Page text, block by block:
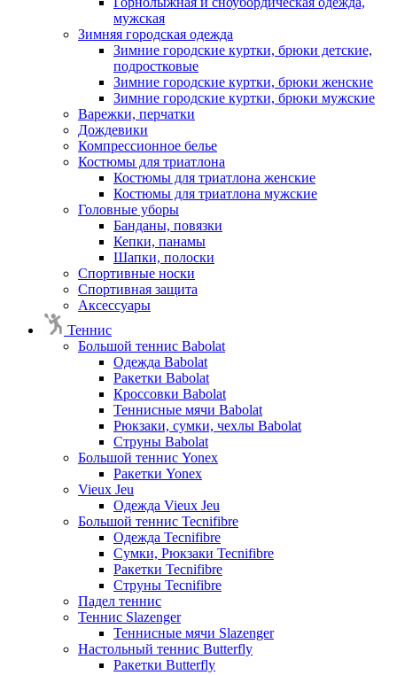
мужская
Зимняя городская одежда
Зимние городские куртки, брюки детские,
подростковые
Зимние городские куртки, брюки женские
Зимние городские куртки, брюки мужские
Варежки, перчатки
Дождевики
Компрессионное белье
Костюмы для триатлона
Костюмы для триатлона женские
Костюмы для триатлона мужские
Головные уборы
Банданы, повязки
Кепки, панамы
Шапки, полоски
Спортивные носки
Спортивная защита
Аксессуары
Теннис
Большой теннис Babolat
Одежда Babolat
Ракетки Babolat
Кроссовки Babolat
Теннисные мячи Babolat
Рюкзаки, сумки, чехлы Babolat
Струны Babolat
Большой теннис Yonex
Ракетки Yonex
Vieux Jeu
Одежда Vieux Jeu
Большой теннис Tecnifibre
Одежда Tecnifibre
Сумки, Рюкзаки Tecnifibre
Ракетки Tecnifibre
Струны Tecnifibre
Падел теннис
Теннис Slazenger
Теннисные мячи Slazenger
Настольный теннис Butterfly
Ракетки Butterfly